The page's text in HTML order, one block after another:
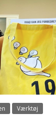
Værktøj